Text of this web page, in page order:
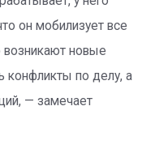
он мобилизует все
новые
конфликты по делу, а
— замечает